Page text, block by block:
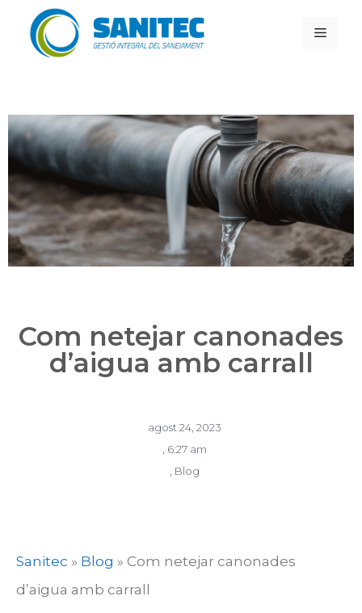
Com netejar canonades
d’aigua amb carrall
agost 24, 2023
6:27 am
Blog
Sanitec » Blog » Com netejar canonades
d’aigua amb carrall